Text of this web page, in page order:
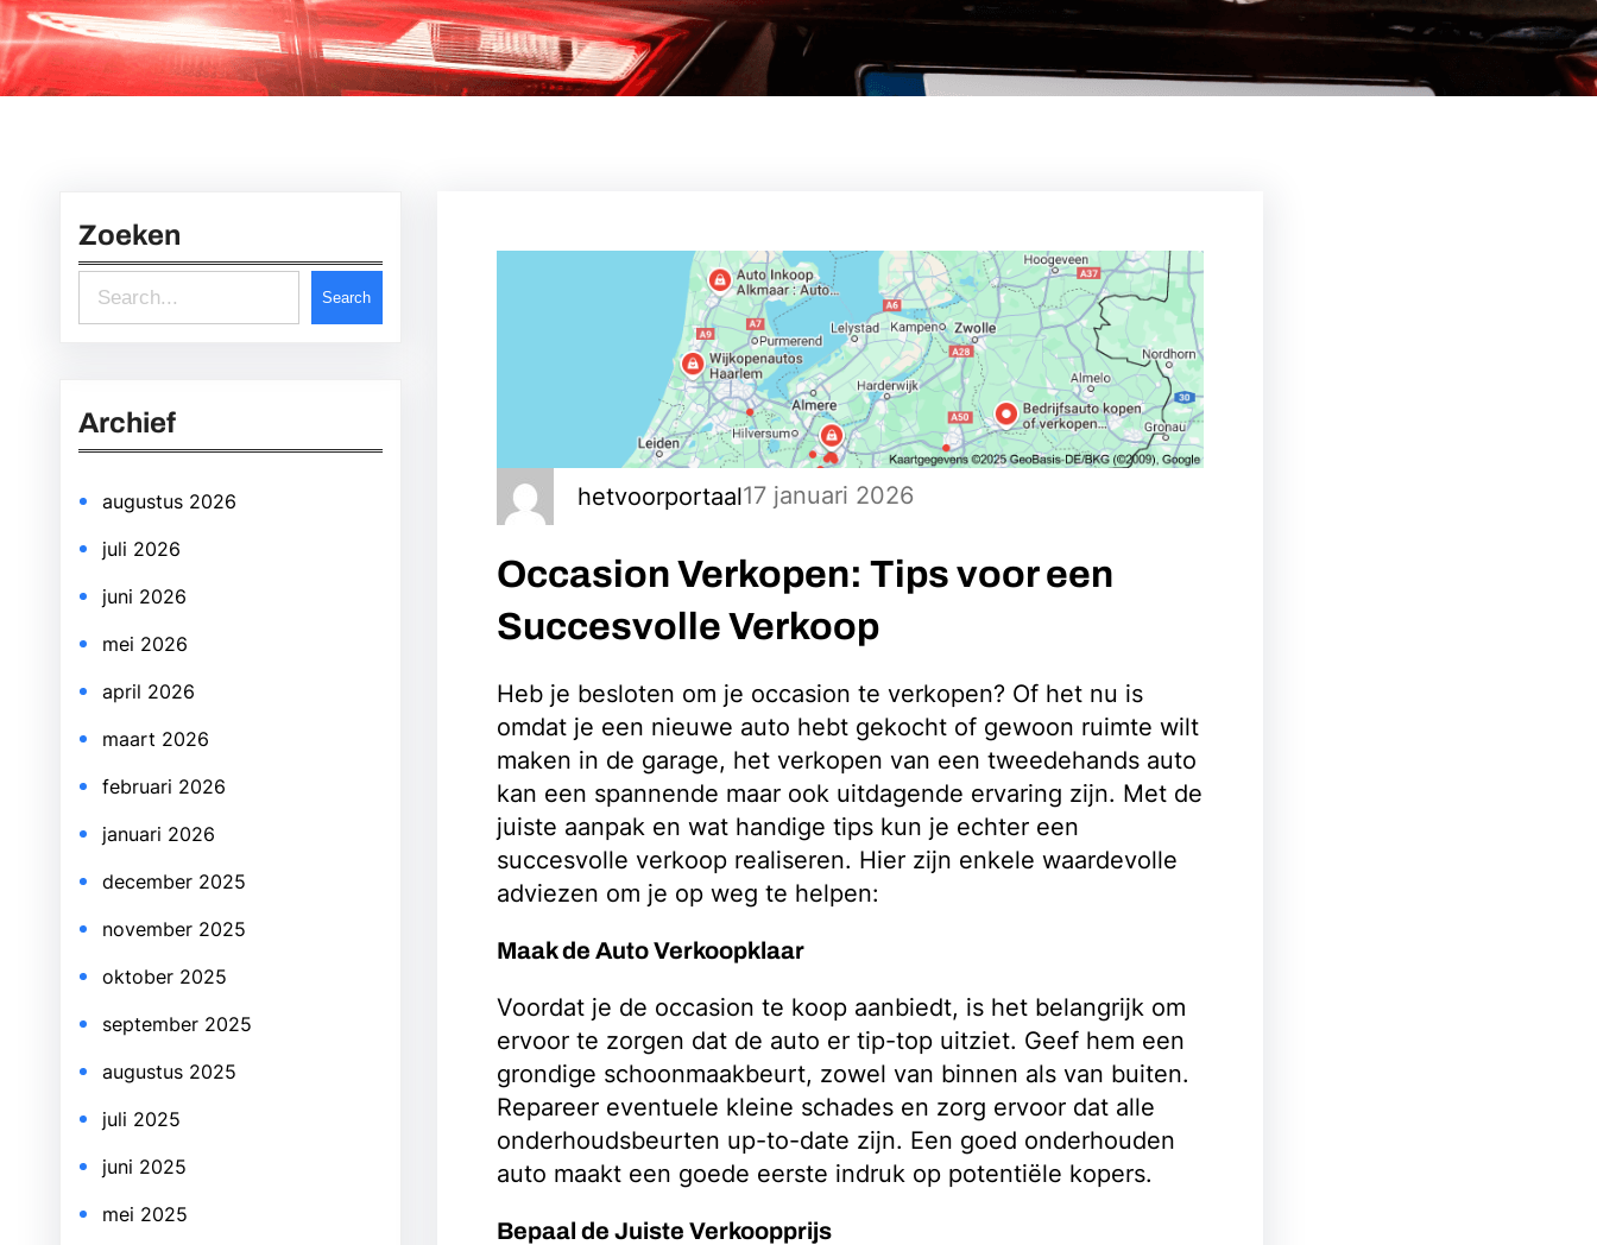
Zoeken
e
r
c
h
Search
Archief
augustus 2026
juli 2026
juni 2026
mei 2026
april 2026
maart 2026
februari 2026
januari 2026
december 2025
november 2025
oktober 2025
september 2025
augustus 2025
juli 2025
juni 2025
mei 2025
hetvoorportaal17 januari 2026
Occasion Verkopen: Tips voor een
Succesvolle Verkoop
Heb je besloten om je occasion te verkopen? Of het nu is
omdat je een nieuwe auto hebt gekocht of gewoon ruimte wilt
maken in de garage, het verkopen van een tweedehands auto
kan een spannende maar ook uitdagende ervaring zijn. Met de
juiste aanpak en wat handige tips kun je echter een
succesvolle verkoop realiseren. Hier zijn enkele waardevolle
adviezen om je op weg te helpen:
Maak de Auto Verkoopklaar
Voordat je de occasion te koop aanbiedt, is het belangrijk om
ervoor te zorgen dat de auto er tip-top uitziet. Geef hem een
grondige schoonmaakbeurt, zowel van binnen als van buiten.
Repareer eventuele kleine schades en zorg ervoor dat alle
onderhoudsbeurten up-to-date zijn. Een goed onderhouden
auto maakt een goede eerste indruk op potentiële kopers.
Bepaal de Juiste Verkoopprijs